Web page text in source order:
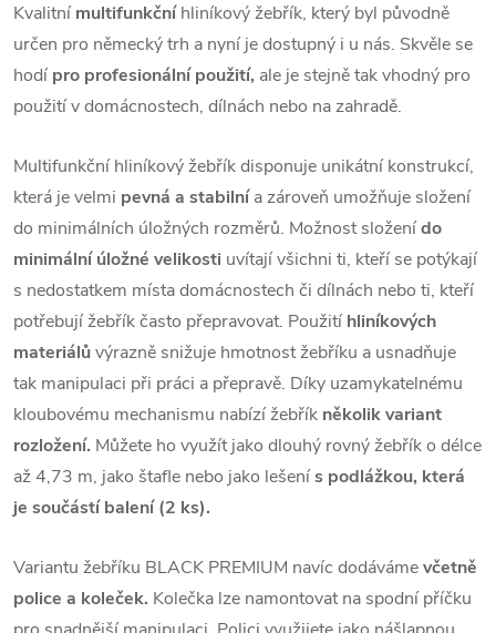
Kvalitní multifunkčníhliníkový žebřík, který byl původně
určen pro německý trh a nyní je dostupný i u nás. Skvěle se
hodí pro profesionální použití, ale je stejně tak vhodný pro
použití v domácnostech, dílnách nebo na zahradě.
Multifunkční hliníkový žebřík disponuje unikátní konstrukcí,
která je velmi pevná a stabilnía zároveň umožňuje složení
do minimálních úložných rozměrů. Možnost složenído
minimální úložné velikosti uvítají všichni ti, kteří se potýkají
s nedostatkem místa domácnostech či dílnách nebo ti, kteří
potřebují žebřík často přepravovat. Použití hliníkových
materiálůvýrazně snižuje hmotnost žebříku a usnadňuje
tak manipulaci při práci a přepravě. Díky uzamykatelnému
kloubovému mechanismu nabízí žebřík několik variant
rozložení. Můžete ho využít jako dlouhý rovný žebřík o délce
až 4,73 m, jako štafle nebo jako lešenís podlážkou, která
je součástí balení (2 ks).
Variantu žebříku BLACK PREMIUM navíc dodávámevčetně
police a koleček. Kolečka lze namontovat na spodní příčku